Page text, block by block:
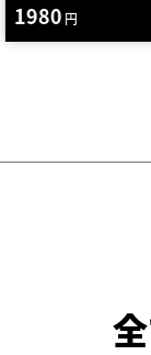
1980円